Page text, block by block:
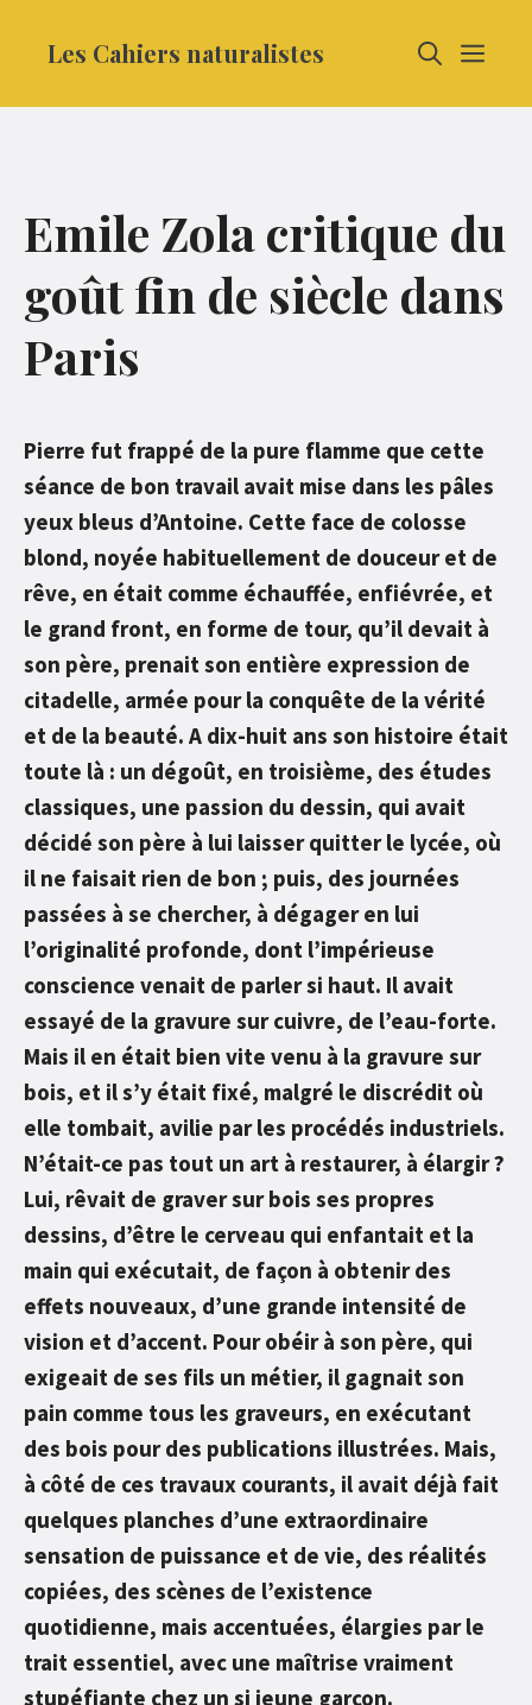
Les Cahiers naturalistes
Emile Zola critique du
goût fin de siècle dans
Paris
Pierre fut frappé de la pure flamme que cette
séance de bon travail avait mise dans les pâles
yeux bleus d’Antoine. Cette face de colosse
blond, noyée habituellement de douceur et de
rêve, en était comme échauffée, enfiévrée, et
le grand front, en forme de tour, qu’il devait à
son père, prenait son entière expression de
citadelle, armée pour la conquête de la vérité
et de la beauté. A dix-huit ans son histoire était
toute là : un dégoût, en troisième, des études
classiques, une passion du dessin, qui avait
décidé son père à lui laisser quitter le lycée, où
il ne faisait rien de bon ; puis, des journées
passées à se chercher, à dégager en lui
l’originalité profonde, dont l’impérieuse
conscience venait de parler si haut. Il avait
essayé de la gravure sur cuivre, de l’eau-forte.
Mais il en était bien vite venu à la gravure sur
bois, et il s’y était fixé, malgré le discrédit où
elle tombait, avilie par les procédés industriels.
N’était-ce pas tout un art à restaurer, à élargir ?
Lui, rêvait de graver sur bois ses propres
dessins, d’être le cerveau qui enfantait et la
main qui exécutait, de façon à obtenir des
effets nouveaux, d’une grande intensité de
vision et d’accent. Pour obéir à son père, qui
exigeait de ses fils un métier, il gagnait son
pain comme tous les graveurs, en exécutant
des bois pour des publications illustrées. Mais,
à côté de ces travaux courants, il avait déjà fait
quelques planches d’une extraordinaire
sensation de puissance et de vie, des réalités
copiées, des scènes de l’existence
quotidienne, mais accentuées, élargies par le
trait essentiel, avec une maîtrise vraiment
stupéfiante chez un si jeune garçon.